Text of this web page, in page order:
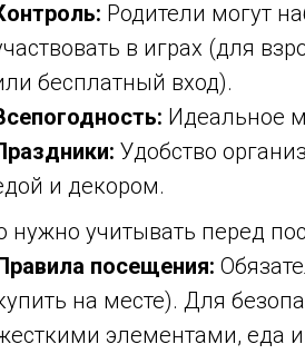
Родители могут
в играх (для
бесплатный вход).
Идеальное
Удобство
и декором.
нужно учитывать перед
посещения:
на месте). Для
элементами, еда